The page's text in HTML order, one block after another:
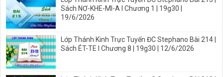
Sách NƠ-KHE-MI-A I Chương 1 | 19g30 |
19/6/2026
Lớp Thánh Kinh Trực Tuyến ĐC Stephano Bài 214 |
Sách ÉT-TE I Chương 8 | 19g30 | 12/6/2026